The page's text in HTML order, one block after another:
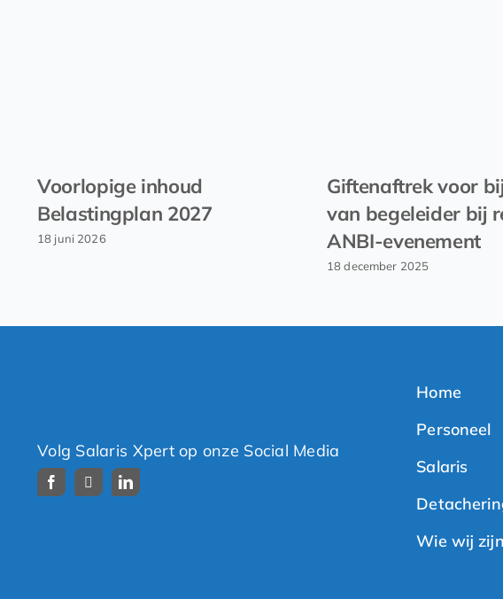
Voorlopige inhoud
Belastingplan 2027
18 juni 2026
Giftenaftrek voor
van begeleider bij
ANBI-evenement
18 december 2025
Volg Salaris Xpert op onze Social Media
Home
Personeel
Salaris
Wie wij zijn